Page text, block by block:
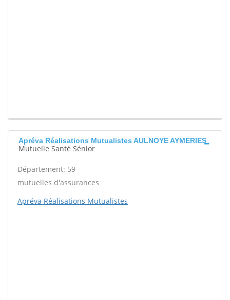
Apréva Réalisations Mutualistes AULNOYE AYMERIES
Mutuelle Santé Sénior
Département: 59
mutuelles d'assurances
Apréva Réalisations Mutualistes